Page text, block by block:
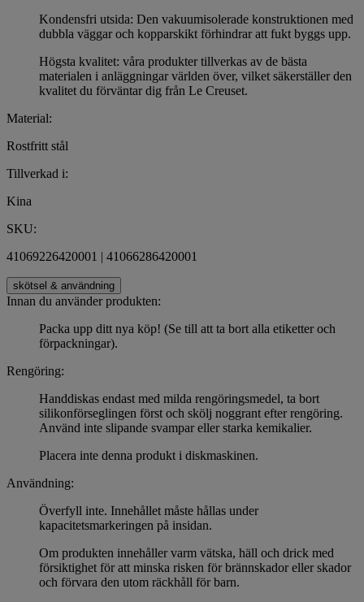
Kondensfri utsida: Den vakuumisolerade konstruktionen med
dubbla väggar och kopparskikt förhindrar att fukt byggs upp.
Högsta kvalitet: våra produkter tillverkas av de bästa
materialen i anläggningar världen över, vilket säkerställer den
kvalitet du förväntar dig från Le Creuset.
Material:
Rostfritt stål
Tillverkad i:
Kina
SKU:
41069226420001 | 41066286420001
skötsel & användning
Innan du använder produkten:
Packa upp ditt nya köp! (Se till att ta bort alla etiketter och
förpackningar).
Rengöring:
Handdiskas endast med milda rengöringsmedel, ta bort
silikonförseglingen först och skölj noggrant efter rengöring.
Använd inte slipande svampar eller starka kemikalier.
Placera inte denna produkt i diskmaskinen.
Användning:
Överfyll inte. Innehållet måste hållas under
kapacitetsmarkeringen på insidan.
Om produkten innehåller varm vätska, häll och drick med
försiktighet för att minska risken för brännskador eller skador
och förvara den utom räckhåll för barn.